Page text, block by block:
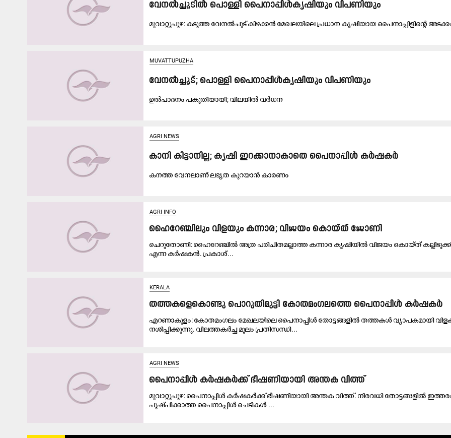
വേനൽച്ചൂടിൽ പൊള്ളി പൈനാപ്പിൾകൃഷിയും വിപണിയും
മൂ​വാ​റ്റു​പു​ഴ: ക​ടു​ത്ത വേ​ന​ൽ​ചൂ​ട് കി​ഴ​ക്ക​ൻ മേ​ഖ​ല​യി​ലെ പ്ര​ധാ​ന കൃ​ഷി​യാ​യ പൈ​നാ​പ്പി​ളി​ന്‍റെ
MUVATTUPUZHA
വേനൽച്ചൂട്; പൊള്ളി പൈനാപ്പിൾകൃഷിയും വിപണിയും
ഉൽപാദനം പകുതിയായി; വിലയിൽ വർധന
AGRI NEWS
കാനി കിട്ടാനില്ല; കൃഷി ഇറക്കാനാകാതെ പൈനാപ്പിൾ കർഷകർ
ക​ന​ത്ത വേ​ന​ലാ​ണ് ല​ഭ്യ​ത കു​റ​യാ​ൻ കാ​ര​ണം
AGRI INFO
ഹൈറേഞ്ചിലും വിളയും കന്നാര; വിജയം കൊയ്ത് ജോണി
ചെറുതോണി: ഹൈറേഞ്ചിൽ അത്ര പരിചിതമല്ലാത്ത കന്നാര കൃഷിയിൽ വിജയം കൊയ്ത്
എന്ന കർഷകൻ. പ്രകാശ്...
KERALA
തത്തകളെകൊണ്ടു പൊറുതിമുട്ടി കോതമംഗലത്തെ പൈനാപ്പിള്‍ കര്‍ഷകര്‍
എറണാകുളം: കോതമംഗലം മേഖലയിലെ പൈനാപ്പിൾ തോട്ടങ്ങളിൽ തത്തകൾ വ്യാപകമായി
നശിപ്പിക്കുന്നു. വിലത്തകർച്ച മൂലം പ്രതിസന്ധി...
AGRI NEWS
പൈനാപ്പിൾ കർഷകർക്ക് ഭീഷണിയായി അന്തക വിത്ത്
മൂവാറ്റുപുഴ: പൈനാപ്പിൾ കർഷകർക്ക് ഭീഷണിയായി അന്തക വിത്ത്. നിരവധി തോട്ടങ്ങളിൽ
പുഷ്പിക്കാത്ത പൈനാപ്പിൾ ചെടികൾ ...